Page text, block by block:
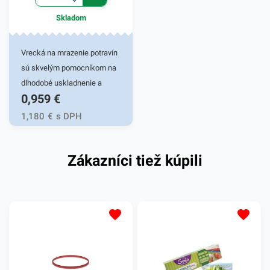
podobné produkty, ktoré vás
zaručene oslovia.
Skladom
Vrecká na mrazenie potravín
sú skvelým pomocníkom na
dlhodobé uskladnenie a
mrazenie potravín so
zachovaním vlastností a bez
absorpcie nežiadúcich
teplotu do -40°C. Balené po
0,959 €
1,180 € s DPH
Zákazníci tiež kúpili